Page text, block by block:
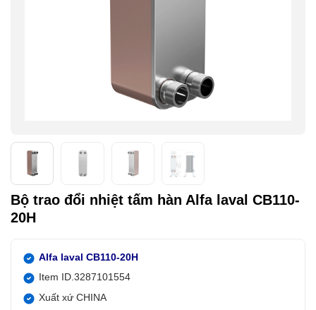
Bộ trao đổi nhiệt tấm hàn Alfa laval CB110-
20H
Alfa laval CB110-20H
Item ID.3287101554
Xuất xứ CHINA